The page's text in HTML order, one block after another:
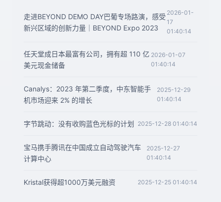
走进BEYOND DEMO DAY巴葡专场路演，感受
新兴区域的创新力量｜BEYOND Expo 2023
2026-01-
17
01:40:14
任天堂成日本最富有公司，拥有超 110 亿
美元现金储备
2026-01-07
01:40:14
Canalys：2023 年第二季度，中东智能手
机市场迎来 2% 的增长
2025-12-29
01:40:14
字节跳动：没有收购蓝色光标的计划 2025-12-28 01:40:14
宝马携手腾讯在中国成立自动驾驶汽车
计算中心
2025-12-27
01:40:14
Kristal获得超1000万美元融资 2025-12-25 01:40:14